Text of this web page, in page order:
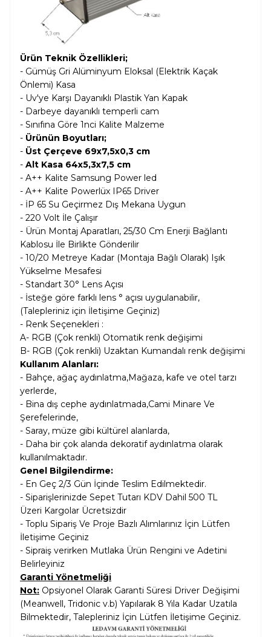
Ürün Teknik Özellikleri;
- Gümüş Gri Alüminyum Eloksal (Elektrik Kaçak
Önlemi) Kasa
- Uv'ye Karşı Dayanıklı Plastik Yan Kapak
- Darbeye dayanıklı temperli cam
- Sınıfına Göre 1nci Kalite Malzeme
- Ürünün Boyutları;
- Üst Çerçeve 69x7,5x0,3 cm
- Alt Kasa 64x5,3x7,5 cm
- A++ Kalite Samsung Power led
- A++ Kalite Powerlüx IP65 Driver
- İP 65 Su Geçirmez Dış Mekana Uygun
- 220 Volt İle Çalışır
- Ürün Montaj Aparatları, 25/30 Cm Enerji Bağlantı
Kablosu İle Birlikte Gönderilir
- 10/20 Metreye Kadar (Montaja Bağlı Olarak) Işık
Yükselme Mesafesi
- Standart 30° Lens Açısı
- İsteğe göre farklı lens ° açısı uygulanabilir,
(Talepleriniz için İletişime Geçiniz)
- Renk Seçenekleri :
A- RGB (Çok renkli) Otomatik renk değişimi
B- RGB (Çok renkli) Uzaktan Kumandalı renk değişimi
Kullanım Alanları:
- Bahçe, ağaç aydınlatma,Mağaza, kafe ve otel tarzı
yerlerde,
- Bina dış cephe aydınlatmada,Cami Minare Ve
Şerefelerinde,
- Saray, müze gibi kültürel alanlarda,
- Daha bir çok alanda dekoratif aydınlatma olarak
kullanılmaktadır.
Genel Bilgilendirme:
- En Geç 2/3 Gün İçinde Teslim Edilmektedir.
- Siparişlerinizde Sepet Tutarı KDV Dahil 500 TL
Üzeri Kargolar Ücretsizdir
- Toplu Sipariş Ve Proje Bazlı Alımlarınız İçin Lütfen
İletişime Geçiniz
- Sipraiş verirken Mutlaka Ürün Rengini ve Adetini
Belirleyiniz
Garanti Yönetmeliği
Not: Opsiyonel Olarak Garanti Süresi Driver Değişimi
(Meanwell, Tridonic v.b) Yapılarak 8 Yıla Kadar Uzatıla
Bilmektedir, Talepleriniz İçin Lütfen İletişime Geçiniz.